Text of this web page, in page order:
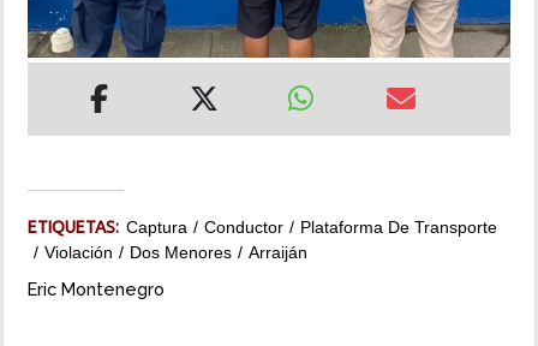
IMPRESO
ETIQUETAS: Captura Conductor
Plataforma De Transporte
Violación
Dos Menores Arraiján
Eric Montenegro